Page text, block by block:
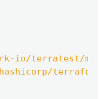
io/terratest/